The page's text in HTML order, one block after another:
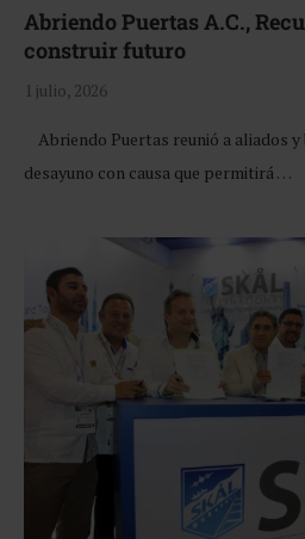
Abriendo Puertas A.C.,
construir futuro
1 julio, 2026
Abriendo Puertas reunió a aliados
desayuno con causa que permitirá …